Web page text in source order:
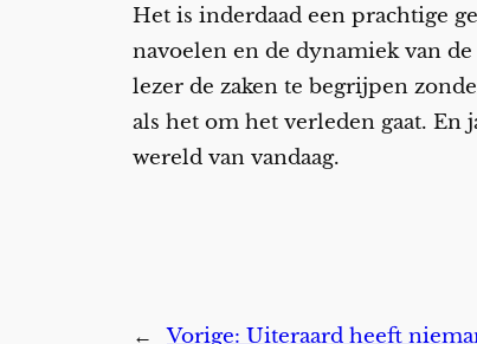
Het is inderdaad een prachtige
navoelen en de dynamiek van
lezer de zaken te begrijpen
als het om het verleden gaat. En
wereld van vandaag.
← Vorige: Uiteraard heeft